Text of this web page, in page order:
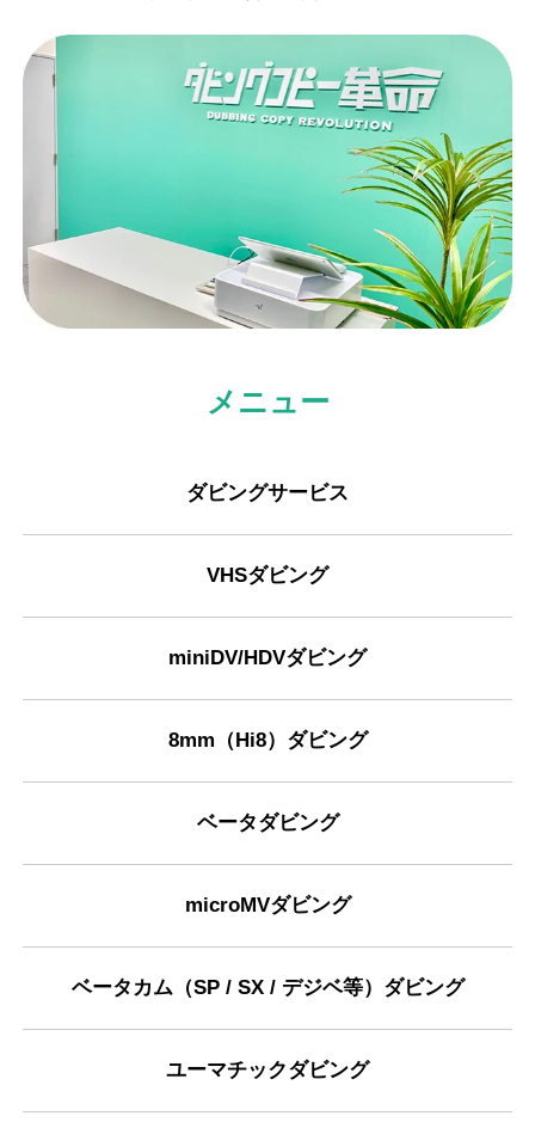
メニュー
ダビングサービス
VHSダビング
miniDV/HDVダビング
8mm（Hi8）ダビング
ベータダビング
microMVダビング
ベータカム（SP / SX / デジベ等）ダビング
ユーマチックダビング